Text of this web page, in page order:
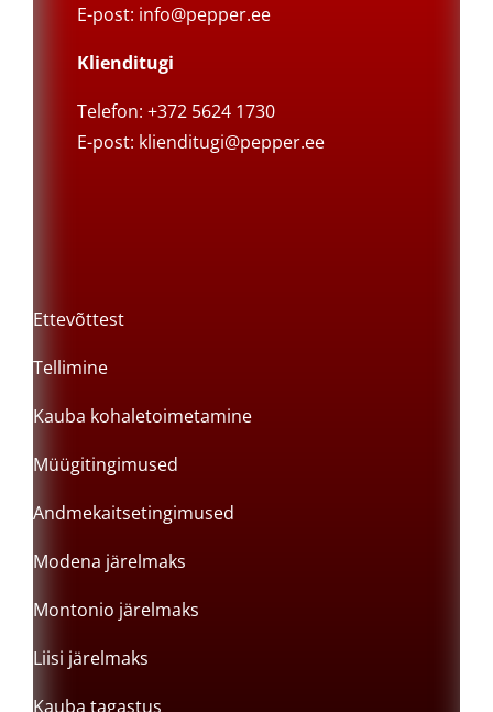
E-post: info@pepper.ee
Klienditugi
Telefon: +372 5624 1730
E-post: klienditugi@pepper.ee
Ettevõttest
Tellimine
Kauba kohaletoimetamine
Müügitingimused
Andmekaitsetingimused
Modena järelmaks
Montonio järelmaks
Liisi järelmaks
Kauba tagastus